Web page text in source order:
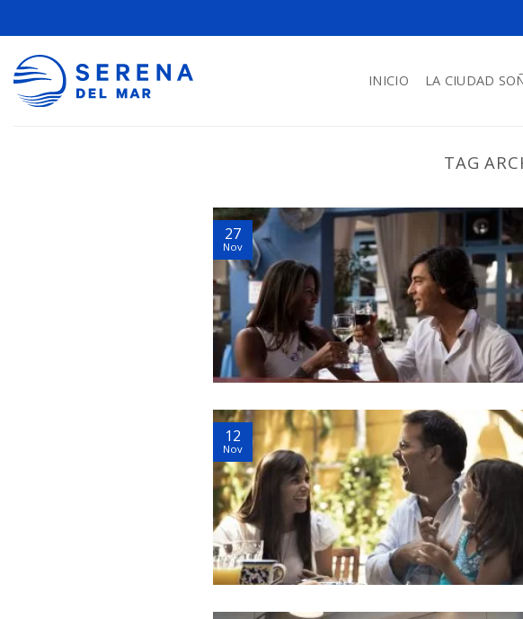
INICIO LA CIUDAD
TAG
27
Nov
12
Nov